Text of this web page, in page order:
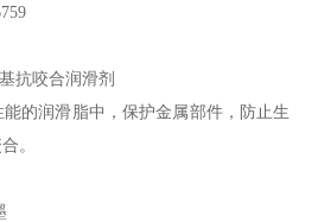
咬合润滑剂
润滑脂中，保护金属部件，防止生
。